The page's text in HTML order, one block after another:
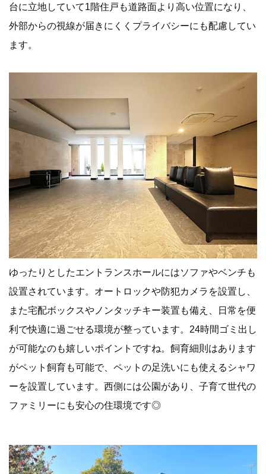
台に立地していて1階住戸も道路面より高い位置になり、
外部からの視線が届きにくくプライバシーにも配慮してい
ます。
ゆったりとしたエントランスホールにはソファやベンチも
設置されています。オートロックや防犯カメラを設置し、
また宅配ボックスやノンタッチキー装置も備え、日常を便
利で快適に過ごせる環境が整っています。24時間ゴミ出し
が可能なのも嬉しいポイントですね。飼育細則はあります
がペット飼育も可能で、ペットの足洗いにも使えるシャワ
ーを設置しています。西側には公園があり、子育て世代の
ファミリーにも安心の住環境です◎